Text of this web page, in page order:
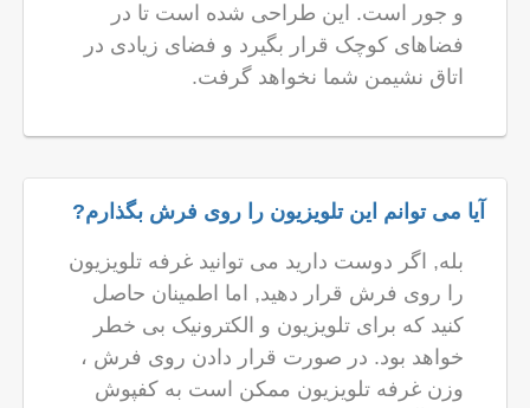
و جور است. این طراحی شده است تا در
فضاهای کوچک قرار بگیرد و فضای زیادی در
اتاق نشیمن شما نخواهد گرفت.
آیا می توانم این تلویزیون را روی فرش بگذارم?
بله, اگر دوست دارید می توانید غرفه تلویزیون
را روی فرش قرار دهید, اما اطمینان حاصل
کنید که برای تلویزیون و الکترونیک بی خطر
خواهد بود. در صورت قرار دادن روی فرش ،
وزن غرفه تلویزیون ممکن است به کفپوش